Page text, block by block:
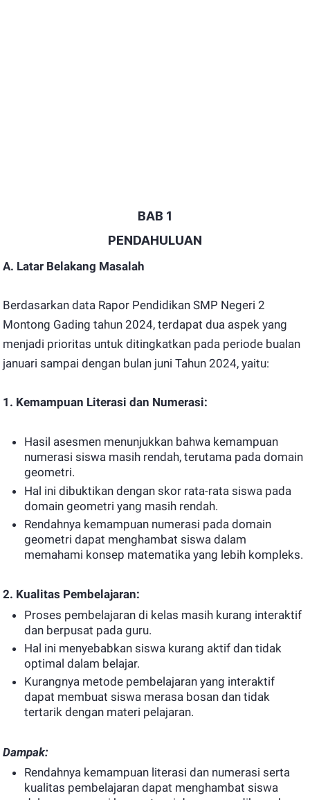
BAB 1
PENDAHULUAN
A. Latar Belakang Masalah
Berdasarkan data Rapor Pendidikan SMP Negeri 2
Montong Gading tahun 2024, terdapat dua aspek yang
menjadi prioritas untuk ditingkatkan pada periode bualan
januari sampai dengan bulan juni Tahun 2024, yaitu:
1. Kemampuan Literasi dan Numerasi:
Hasil asesmen menunjukkan bahwa kemampuan
numerasi siswa masih rendah, terutama pada domain
geometri.
Hal ini dibuktikan dengan skor rata-rata siswa pada
domain geometri yang masih rendah.
Rendahnya kemampuan numerasi pada domain
geometri dapat menghambat siswa dalam
memahami konsep matematika yang lebih kompleks.
2. Kualitas Pembelajaran:
Proses pembelajaran di kelas masih kurang interaktif
dan berpusat pada guru.
Hal ini menyebabkan siswa kurang aktif dan tidak
optimal dalam belajar.
Kurangnya metode pembelajaran yang interaktif
dapat membuat siswa merasa bosan dan tidak
tertarik dengan materi pelajaran.
Dampak:
Rendahnya kemampuan literasi dan numerasi serta
kualitas pembelajaran dapat menghambat siswa